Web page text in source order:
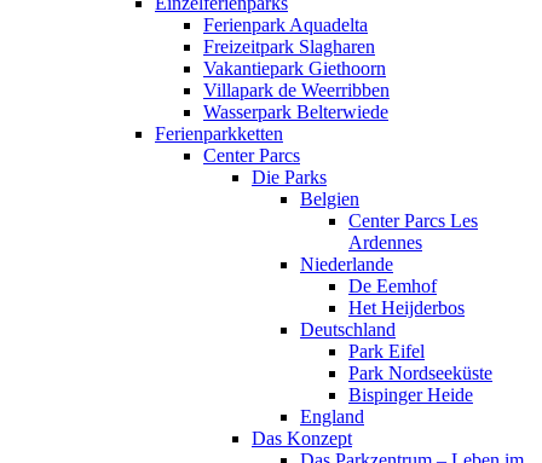
Ferienpark Aquadelta
Freizeitpark Slagharen
Vakantiepark Giethoorn
Villapark de Weerribben
Wasserpark Belterwiede
Ferienparkketten
Center Parcs
Die Parks
Belgien
Center Parcs Les
Ardennes
Niederlande
De Eemhof
Het Heijderbos
Deutschland
Park Eifel
Park Nordseeküste
Bispinger Heide
England
Das Konzept